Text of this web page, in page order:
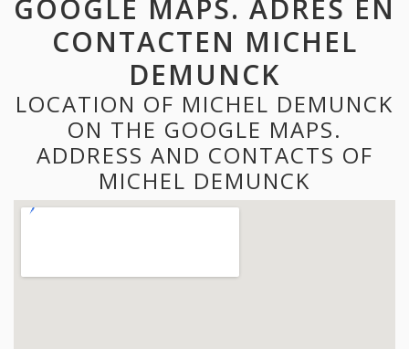
GOOGLE MAPS. ADRES EN
CONTACTEN MICHEL
DEMUNCK
LOCATION OF MICHEL DEMUNCK
ON THE GOOGLE MAPS.
ADDRESS AND CONTACTS OF
MICHEL DEMUNCK